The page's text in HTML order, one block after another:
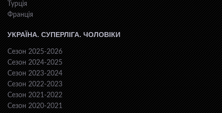
Турція
Франція
УКРАЇНА. СУПЕРЛІГА. ЧОЛОВІКИ
Сезон 2025-2026
Сезон 2024-2025
Сезон 2023-2024
Сезон 2022-2023
Сезон 2021-2022
Сезон 2020-2021